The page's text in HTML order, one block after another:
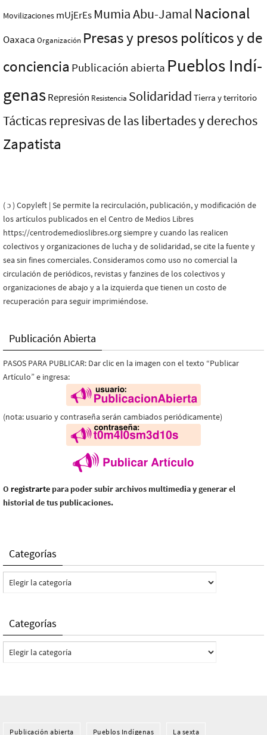
Movilizaciones mUjErEs Mumia Abu-Jamal Nacional
Oaxaca Organización Presas y presos polí­ticos y de
conciencia Publicación abierta Pueblos Indí­
genasRepresión Resistencia Solidaridad Tierra y territorio
Tácticas represivas de las libertades y derechos
Zapatista
( ɔ ) Copyleft | Se permite la recirculación, publicación, y modificación de
los artículos publicados en el Centro de Medios Libres
https://centrodemedioslibres.org siempre y cuando las realicen
colectivos y organizaciones de lucha y de solidaridad, se cite la fuente y
sea sin fines comerciales. Consideramos como uso no comercial la
circulación de periódicos, revistas y fanzines de los colectivos y
organizaciones de abajo y a la izquierda que tienen un costo de
recuperación para seguir imprimiéndose.
Publicación Abierta
PASOS PARA PUBLICAR: Dar clic en la imagen con el texto “Publicar
Artículo” e ingresa:
(nota: usuario y contraseña serán cambiados periódicamente)
O registrarte para poder subir archivos multimedia y generar el
historial de tus publicaciones.
Categorías
Categorías
Categorías
Categorías
Publicación abierta Pueblos Indí­genas La sexta